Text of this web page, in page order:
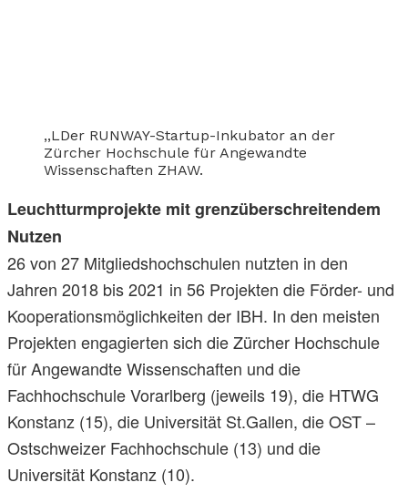
,,LDer RUNWAY-Startup-Inkubator an der
Zürcher Hochschule für Angewandte
Wissenschaften ZHAW.
Leuchtturmprojekte mit grenzüberschreitendem
Nutzen
26 von 27 Mitgliedshochschulen nutzten in den
Jahren 2018 bis 2021 in 56 Projekten die Förder- und
Kooperationsmöglichkeiten der IBH. In den meisten
Projekten engagierten sich die Zürcher Hochschule
für Angewandte Wissenschaften und die
Fachhochschule Vorarlberg (jeweils 19), die HTWG
Konstanz (15), die Universität St.Gallen, die OST –
Ostschweizer Fachhochschule (13) und die
Universität Konstanz (10).